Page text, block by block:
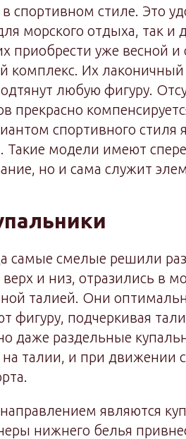
спортивном стиле. Это
морского отдыха, так и
приобрести уже весной и
комплекс. Их
любую фигуру.
прекрасно
спортивного стиля
Такие модели имеют
но и сама служит
самые смелые решили
и низ, отразились в
талией. Они
фигуру, подчеркивая
даже раздельные
на талии, и при движении
являются
нижнего белья